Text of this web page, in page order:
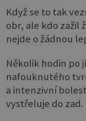
Když se to tak
obr, ale kdo zažil
nejde o žádnou
Několik hodin po
nafouknutého
a intenzivní
vystřeluje do zad.